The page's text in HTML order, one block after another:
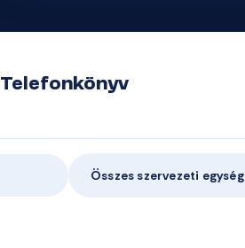
Telefonkönyv
Összes szervezeti egység